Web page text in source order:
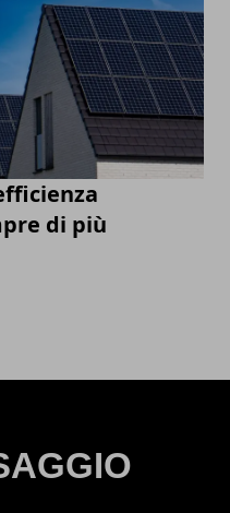
di più